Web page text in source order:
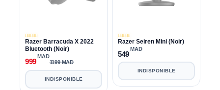
Razer Barracuda X 2022
Bluetooth (Noir)
999
MAD
1199 MAD
INDISPONIBLE
Razer Seiren Mini (Noir)
549
MAD
INDISPONIBLE